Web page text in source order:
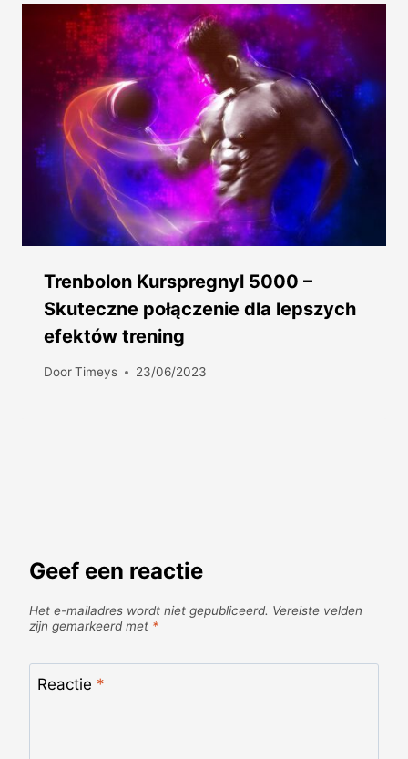
Trenbolon Kurspregnyl 5000 –
Skuteczne połączenie dla lepszych
efektów trening
DoorTimeys 23/06/2023
Geef een reactie
Het e-mailadres wordt niet gepubliceerd. Vereiste velden
zijn gemarkeerd met *
Reactie *